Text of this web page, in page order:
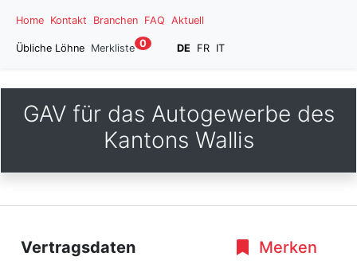
Home Kontakt Branchen FAQ Aktuell
Übliche Löhne Merkliste 0 DE FR IT
GAV für das Autogewerbe des
Kantons Wallis
Merken
Vertragsdaten